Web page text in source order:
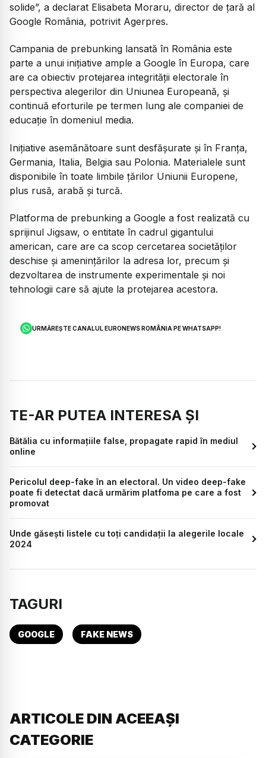
solide”, a declarat Elisabeta Moraru, director de ţară al
Google România, potrivit Agerpres.
Campania de prebunking lansată în România este
parte a unui iniţiative ample a Google în Europa, care
are ca obiectiv protejarea integrităţii electorale în
perspectiva alegerilor din Uniunea Europeană, şi
continuă eforturile pe termen lung ale companiei de
educaţie în domeniul media.
Iniţiative asemănătoare sunt desfășurate şi în Franţa,
Germania, Italia, Belgia sau Polonia. Materialele sunt
disponibile în toate limbile ţărilor Uniunii Europene,
plus rusă, arabă şi turcă.
Platforma de prebunking a Google a fost realizată cu
sprijinul Jigsaw, o entitate în cadrul gigantului
american, care are ca scop cercetarea societăţilor
deschise şi ameninţărilor la adresa lor, precum şi
dezvoltarea de instrumente experimentale şi noi
tehnologii care să ajute la protejarea acestora.
URMĂREȘTE CANALUL EURONEWS ROMÂNIA PE WHATSAPP!
TE-AR PUTEA INTERESA ȘI
Bătălia cu informațiile false, propagate rapid în mediul
online
Pericolul deep-fake în an electoral. Un video deep-fake
poate fi detectat dacă urmărim platfoma pe care a fost
promovat
Unde găsești listele cu toți candidații la alegerile locale
2024
TAGURI
GOOGLE FAKE NEWS
ARTICOLE DIN ACEEAȘI
CATEGORIE